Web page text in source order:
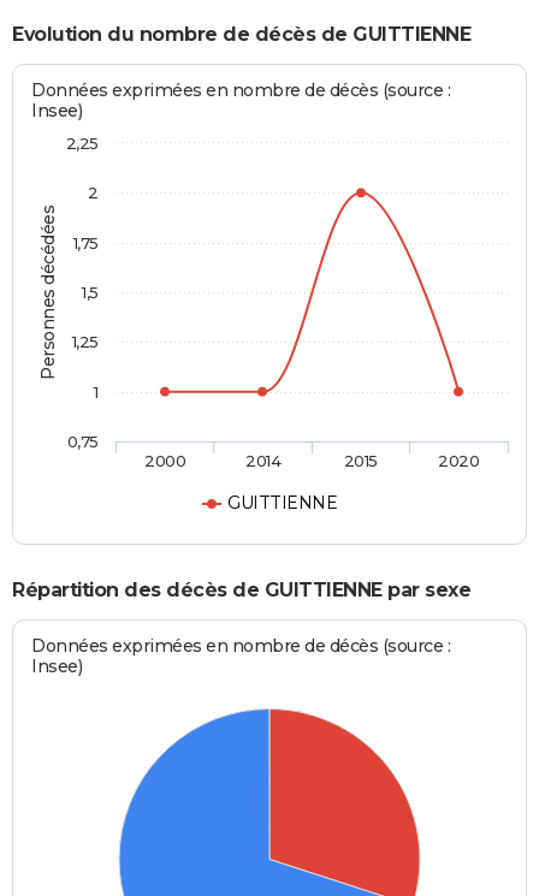
Evolution du nombre de décès de GUITTIENNE
Personnes décédées
Données exprimées en nombre de décès (source :
Insee)
GUITTIENNE
2000 2014 2015 2020
0,75
1
1,25
1,5
1,75
2
2,25
Répartition des décès de GUITTIENNE par sexe
Données exprimées en nombre de décès (source :
Insee)